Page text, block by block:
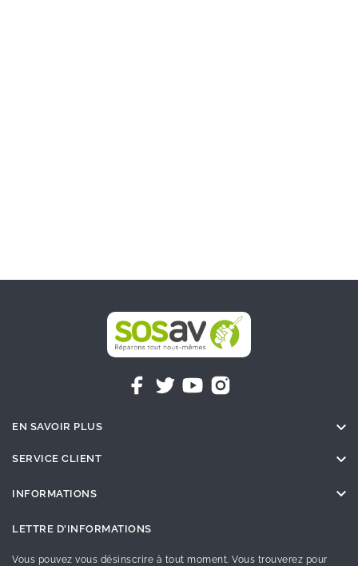
EN SAVOIR PLUS 
SERVICE CLIENT 
INFORMATIONS 
LETTRE D'INFORMATIONS
Vous pouvez vous désinscrire à tout moment. Vous trouverez pour